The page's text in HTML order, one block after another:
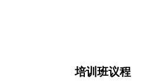
培训班议程